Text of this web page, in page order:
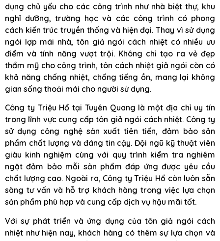
dụng chủ yếu cho các công trình như nhà biệt thự, khu
nghỉ dưỡng, trường học và các công trình có phong
cách kiến trúc truyền thống và hiện đại. Thay vì sử dụng
ngói lợp mái nhà, tôn giả ngói cách nhiệt có nhiều ưu
điểm và tính năng vượt trội. Không chỉ tạo ra vẻ đẹp
thẩm mỹ cho công trình, tôn cách nhiệt giả ngói còn có
khả năng chống nhiệt, chống tiếng ồn, mang lại không
gian sống thoải mái cho người sử dụng.
Công ty Triệu Hổ tại Tuyên Quang là một địa chỉ uy tín
trong lĩnh vực cung cấp tôn giả ngói cách nhiệt. Công ty
sử dụng công nghệ sản xuất tiên tiến, đảm bảo sản
phẩm chất lượng và đáng tin cậy. Đội ngũ kỹ thuật viên
giàu kinh nghiệm cùng với quy trình kiểm tra nghiêm
ngặt đảm bảo mỗi sản phẩm đáp ứng được yêu cầu
chất lượng cao. Ngoài ra, Công ty Triệu Hổ còn luôn sẵn
sàng tư vấn và hỗ trợ khách hàng trong việc lựa chọn
sản phẩm phù hợp và cung cấp dịch vụ hậu mãi tốt.
Với sự phát triển và ứng dụng của tôn giả ngói cách
nhiệt như hiện nay, khách hàng có thêm sự lựa chọn và